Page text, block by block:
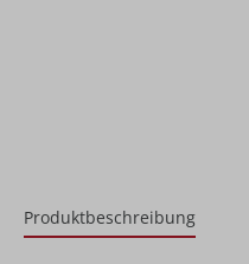
Produktbeschreibung